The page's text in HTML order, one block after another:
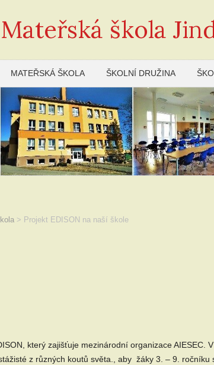
škola
MATEŘSKÁ ŠKOLA ŠKOLNÍ DRUŽINA
> Projekt EDISON na naší škole
který zajišťuje mezinárodní organizace AIESEC.
z různých koutů světa., aby žáky 3. – 9. ročníku